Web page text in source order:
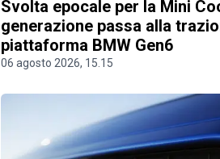
Svolta epocale per la Mini
generazione passa alla
piattaforma BMW Gen6
06 agosto 2026, 15.15